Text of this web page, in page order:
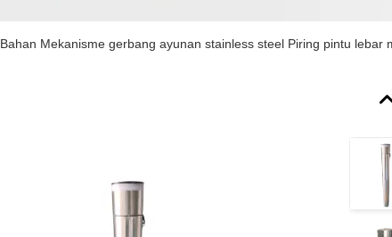
Bahan Mekanisme gerbang ayunan stainless steel Piring pintu lebar